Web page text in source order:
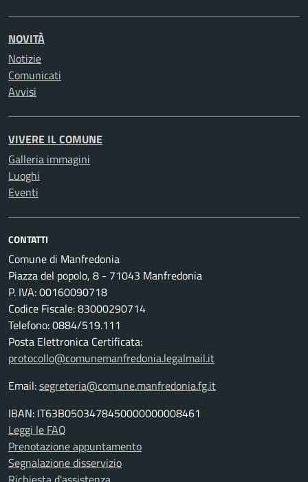
NOVITÀ
Notizie
Comunicati
Avvisi
VIVERE IL COMUNE
Galleria immagini
Luoghi
Eventi
CONTATTI
Comune di Manfredonia
Piazza del popolo, 8 - 71043 Manfredonia
P. IVA: 00160090718
Codice Fiscale: 83000290714
Telefono: 0884/519.111
Posta Elettronica Certificata:
protocollo@comunemanfredonia.legalmail.it
Email:segreteria@comune.manfredonia.fg.it
IBAN: IT63B0503478450000000008461
Leggi le FAQ
Prenotazione appuntamento
Segnalazione disservizio